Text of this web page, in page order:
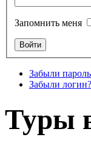
Запомнить меня
Забыли
Забыли логин?
Туры